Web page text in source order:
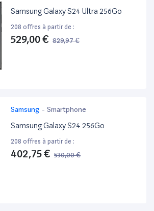
Samsung Galaxy S24 Ultra 256Go
208 offres à partir de :
529,00 € 829,97 €
Samsung - Smartphone
Samsung Galaxy S24 256Go
208 offres à partir de :
402,75 € 530,00 €